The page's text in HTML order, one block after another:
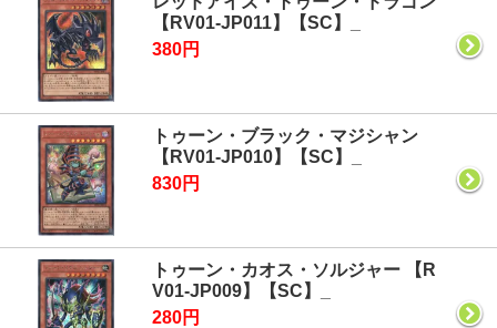
【RV01-JP011】【SC】_
380円
トゥーン・ブラック・マジシャン
【RV01-JP010】【SC】_
830円
トゥーン・カオス・ソルジャー 【R
V01-JP009】【SC】_
280円